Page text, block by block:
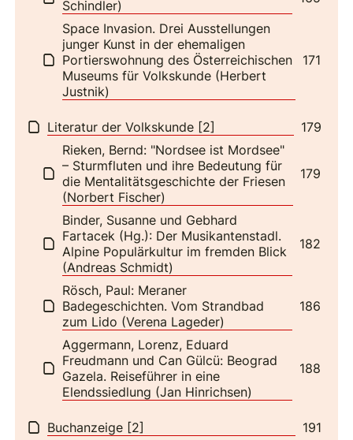
Schindler)
171
Space Invasion. Drei Ausstellungen
junger Kunst in der ehemaligen
Portierswohnung des Österreichischen
Museums für Volkskunde (Herbert
Justnik)
179
Literatur der Volkskunde [2]
179
Rieken, Bernd: "Nordsee ist Mordsee"
– Sturmfluten und ihre Bedeutung für
die Mentalitätsgeschichte der Friesen
(Norbert Fischer)
182
Binder, Susanne und Gebhard
Fartacek (Hg.): Der Musikantenstadl.
Alpine Populärkultur im fremden Blick
(Andreas Schmidt)
186
Rösch, Paul: Meraner
Badegeschichten. Vom Strandbad
zum Lido (Verena Lageder)
188
Aggermann, Lorenz, Eduard
Freudmann und Can Gülcü: Beograd
Gazela. Reiseführer in eine
Elendssiedlung (Jan Hinrichsen)
191
Buchanzeige [2]